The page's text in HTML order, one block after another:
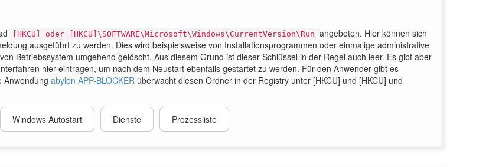
[HKCU] oder [HKCU]\SOFTWARE\Microsoft\Windows\CurrentVersion\Run angeboten. Hier können sich
ausgeführt zu werden. Dies wird beispielsweise von Installationsprogrammen oder einmalige administrative
Betriebssystem umgehend gelöscht. Aus diesem Grund ist dieser Schlüssel in der Regel auch leer. Es gibt aber
hier eintragen, um nach dem Neustart ebenfalls gestartet zu werden. Für den Anwender gibt es
Anwendung abylon APP-BLOCKER überwacht diesen Ordner in der Registry unter [HKCU] und [HKCU] und
Windows Autostart Dienste Prozessliste